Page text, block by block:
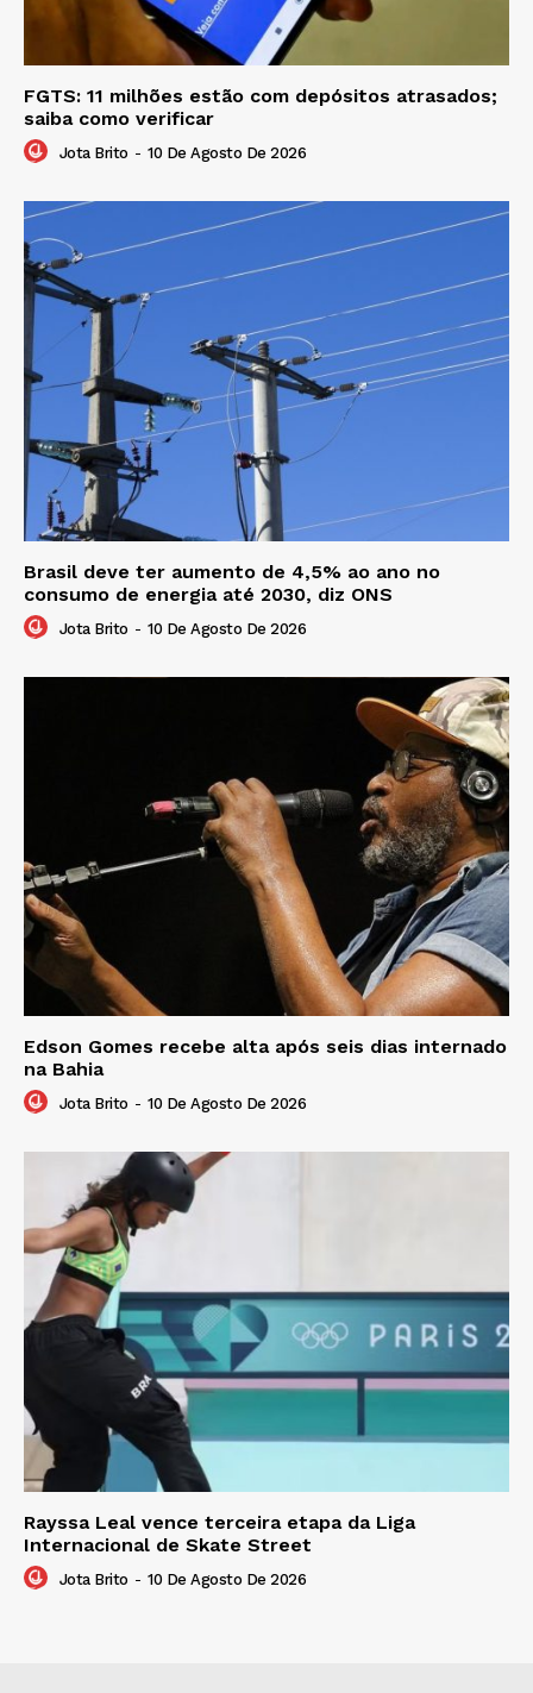
FGTS: 11 milhões estão com depósitos atrasados;
saiba como verificar
Jota Brito - 10 De Agosto De 2026
Brasil deve ter aumento de 4,5% ao ano no
consumo de energia até 2030, diz ONS
Jota Brito - 10 De Agosto De 2026
Edson Gomes recebe alta após seis dias internado
na Bahia
Jota Brito - 10 De Agosto De 2026
Rayssa Leal vence terceira etapa da Liga
Internacional de Skate Street
Jota Brito - 10 De Agosto De 2026